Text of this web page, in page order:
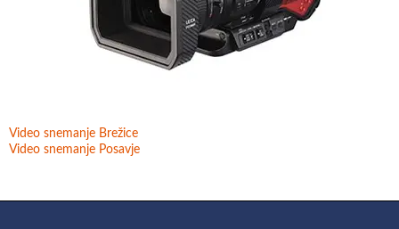
Video snemanje Brežice
Video snemanje Posavje